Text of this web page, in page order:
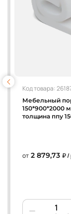
Код товара:
Мебельный
150*900*2000
толщина ппу
от 2 879,73 ₽ /